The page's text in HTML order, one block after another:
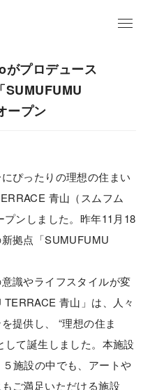
プロデュース
SUMUFUMU
ープン
ぴったりの理想の住まい
青山（スムフム
ンしました。昨年11月18
拠点「SUMUFUMU
識やライフスタイルが変
青山」は、人々
提供し、 “理想の住ま
して誕生しました。本施設
施設の中でも、アートや
ご満足いただける施設